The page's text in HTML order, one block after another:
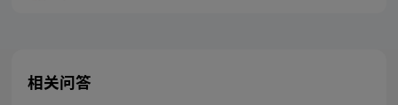
相关问答